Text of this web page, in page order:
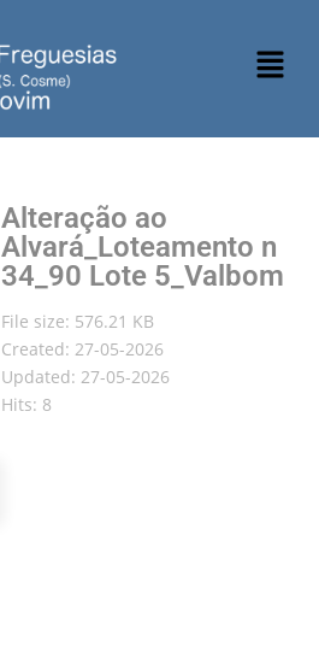
Alteração ao
Alvará_Loteamento n
34_90 Lote 5_Valbom
File size: 576.21 KB
Created: 27-05-2026
Updated: 27-05-2026
Hits: 8